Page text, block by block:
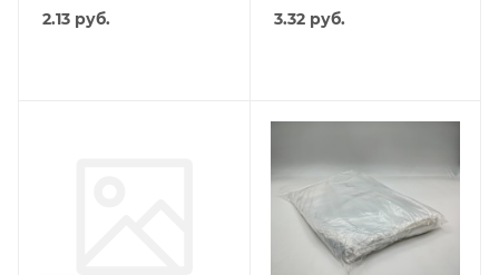
2.13 руб. 3.32руб.